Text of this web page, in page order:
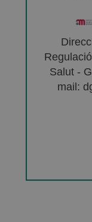
Salut -
mail: